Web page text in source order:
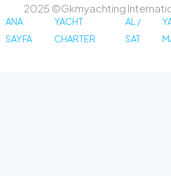
2025 ©Gkmyachting
ANA
SAYFA
YACHT
CHARTER
AL /
SAT